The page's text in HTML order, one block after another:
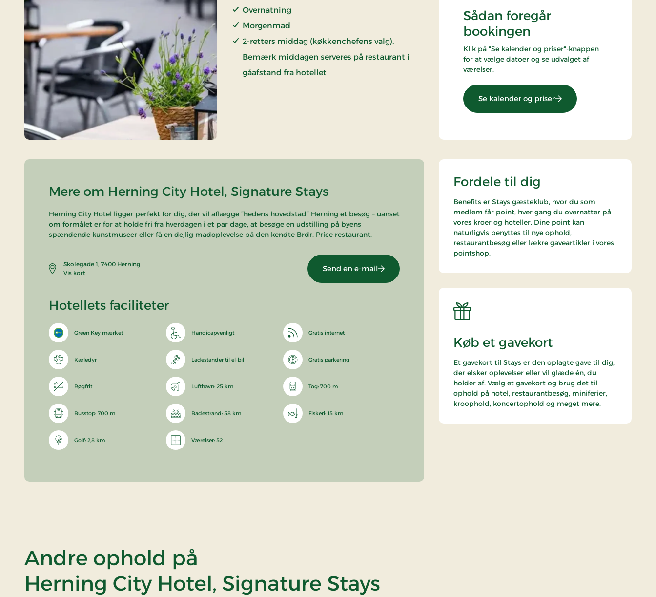
Overnatning
Morgenmad
2-retters middag (køkkenchefens valg).
Bemærk middagen serveres på restaurant i
gåafstand fra hotellet
Sådan foregår
bookingen
Klik på "Se kalender og priser"-knappen
for at vælge datoer og se udvalget af
værelser.
Se kalender og priser: Stays Miniferie
Mere om Herning City Hotel, Signature Stays
Herning City Hotel ligger perfekt for dig, der vil aflægge ”hedens hovedstad” Herning et besøg – uanset
om formålet er for at holde fri fra hverdagen i et par dage, at besøge en udstilling på byens
spændende kunstmuseer eller få en dejlig madoplevelse på den kendte Brdr. Price restaurant.
Skolegade 1, 7400 Herning
Vis kort
Send en e-mail
Hotellets faciliteter
Green Key mærket Handicapvenligt Gratis internet
Kæledyr Ladestander til el-bil Gratis parkering
Røgfrit Lufthavn: 25 km Tog: 700 m
Busstop: 700 m Badestrand: 58 km Fiskeri: 15 km
Golf: 2,8 km Værelser: 52
Fordele til dig
Benefits er Stays gæsteklub, hvor du som
medlem får point, hver gang du overnatter på
vores kroer og hoteller. Dine point kan
naturligvis benyttes til nye ophold,
restaurantbesøg eller lækre gaveartikler i vores
pointshop.
Køb et gavekort
Et gavekort til Stays er den oplagte gave til dig,
der elsker oplevelser eller vil glæde én, du
holder af. Vælg et gavekort og brug det til
ophold på hotel, restaurantbesøg, miniferier,
kroophold, koncertophold og meget mere.
Andre ophold på
Herning City Hotel, Signature Stays